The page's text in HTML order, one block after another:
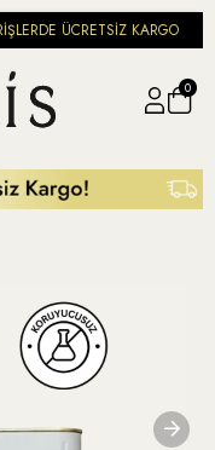
ÜCRETSİZ KARGO
0